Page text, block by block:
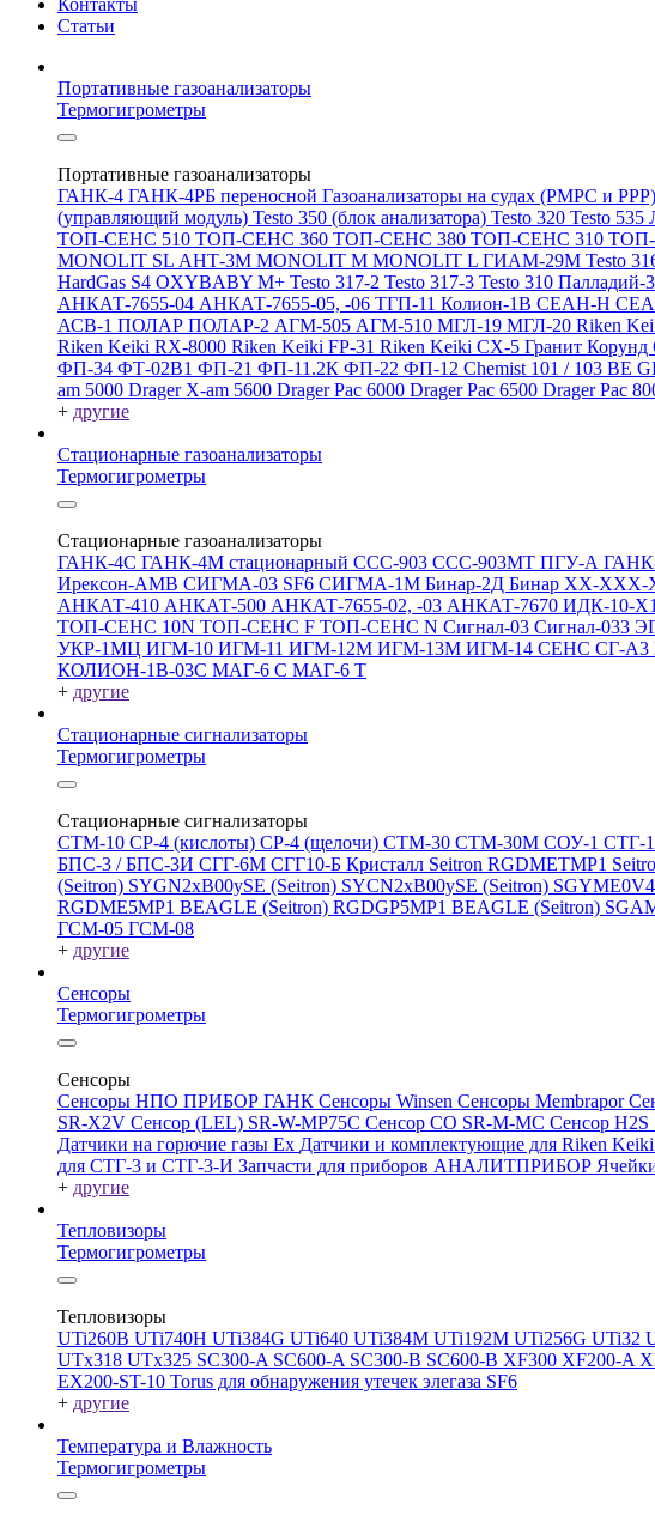
Контакты
Статьи
Портативные газоанализаторы
Термогигрометры
Портативные газоанализаторы
ГАНК-4 ГАНК-4РБ переносной Газоанализаторы на судах (РМРС и РРР)
(управляющий модуль) Testo 350 (блок анализатора) Testo 320 Testo 535
ТОП-СЕНС 510 ТОП-СЕНС 360 ТОП-СЕНС 380 ТОП-СЕНС 310
MONOLIT SL АНТ-3М MONOLIT M MONOLIT L ГИАМ-29М Testo
HardGas S4 OXYBABY M+ Testo 317-2 Testo 317-3 Testo 310 Палладий-
АНКАТ-7655-04 АНКАТ-7655-05, -06 ТГП-11 Колион-1В СЕАН-Н
АСВ-1 ПОЛАР ПОЛАР-2 АГМ-505 АГМ-510 МГЛ-19 МГЛ-20 Riken
Riken Keiki RX-8000 Riken Keiki FP-31 Riken Keiki CX-5 Гранит Корунд
ФП-34 ФТ-02В1 ФП-21 ФП-11.2К ФП-22 ФП-12 Chemist 101 / 103 BE
am 5000 Drager X-am 5600 Drager Pac 6000 Drager Pac 6500 Drager Pac
+ другие
Стационарные газоанализаторы
Термогигрометры
Стационарные газоанализаторы
ГАНК-4С ГАНК-4М стационарный ССС-903 ССС-903МТ ПГУ-А
Ирексон-АМВ СИГМА-03 SF6 СИГМА-1М Бинар-2Д Бинар ХХ-ХХХ-
АНКАТ-410 АНКАТ-500 АНКАТ-7655-02, -03 АНКАТ-7670 ИДК-10-Х1
ТОП-СЕНС 10N ТОП-СЕНС F ТОП-СЕНС N Сигнал-03 Сигнал-033
УКР-1МЦ ИГМ-10 ИГМ-11 ИГМ-12М ИГМ-13М ИГМ-14 СЕНС СГ-А3
КОЛИОН-1В-03С МАГ-6 С МАГ-6 Т
+ другие
Стационарные сигнализаторы
Термогигрометры
Стационарные сигнализаторы
СТМ-10 СР-4 (кислоты) СР-4 (щелочи) СТМ-30 СТМ-30М СОУ-1 СТГ-
БПС-3 / БПС-3И СГГ-6М СГГ10-Б Кристалл Seitron RGDMETMP1
(Seitron) SYGN2xB00ySE (Seitron) SYCN2xB00ySE (Seitron)
RGDME5MP1 BEAGLE (Seitron) RGDGP5MP1 BEAGLE (Seitron)
ГСМ-05 ГСМ-08
+ другие
Сенсоры
Термогигрометры
Сенсоры
Сенсоры НПО ПРИБОР ГАНК Сенсоры Winsen Сенсоры Membrapor
SR-X2V Сенсор (LEL) SR-W-MP75C Сенсор CO SR-M-MC Сенсор H2S
Датчики на горючие газы Ex Датчики и комплектующие для Riken Keiki
для СТГ-3 и СТГ-3-И Запчасти для приборов АНАЛИТПРИБОР
+ другие
Тепловизоры
Термогигрометры
Тепловизоры
UTi260В UTi740H UTi384G UTi640 UTi384M UTi192M UTi256G UTi32
UTx318 UTx325 SC300-A SC600-A SC300-B SC600-B XF300 XF200-A
EX200-ST-10 Torus для обнаружения утечек элегаза SF6
+ другие
Температура и Влажность
Термогигрометры